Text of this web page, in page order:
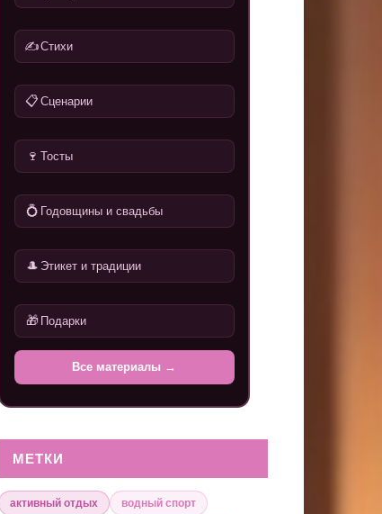
✍️Стихи
📋 Сценарии
🍷 Тосты
💍 Годовщины и свадьбы
🎩 Этикет и традиции
🎁 Подарки
Все материалы →
МЕТКИ
активный отдых
водный спорт